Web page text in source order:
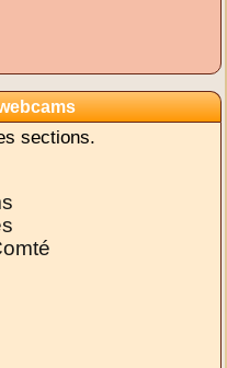
sections.